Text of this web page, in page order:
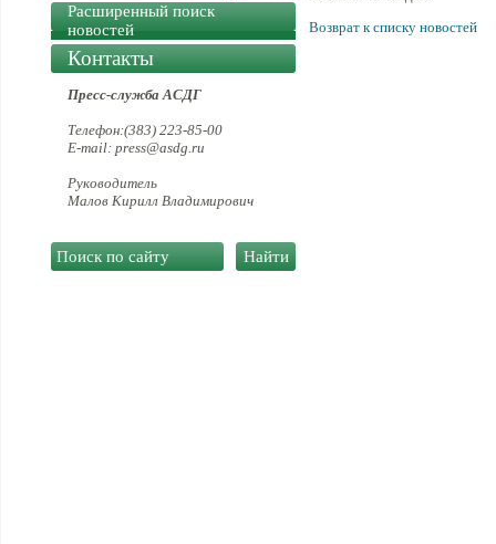
Расширенный поиск
новостей
Контакты
Пресс-служба АСДГ
Телефон:(383) 223-85-00
E-mail: press@asdg.ru
Руководитель
Малов Кирилл Владимирович
Возврат к списку новостей